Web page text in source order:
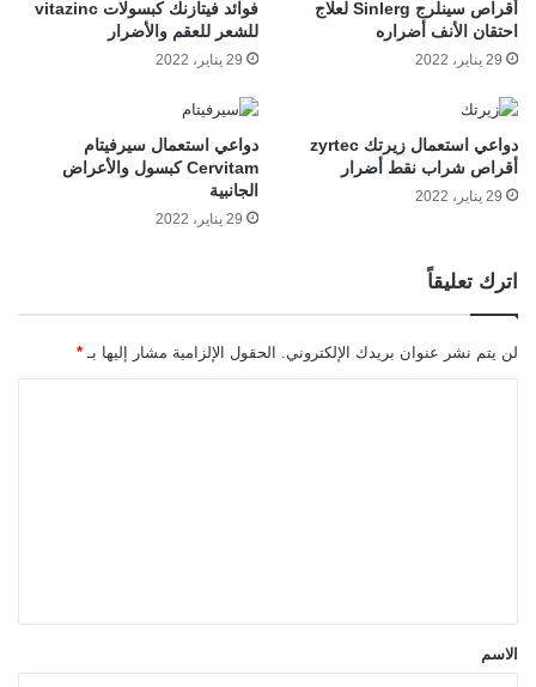
أقراص سينلرج Sinlerg لعلاج
احتقان الأنف أضراره
29 يناير، 2022
فوائد فيتازنك كبسولات vitazinc
للشعر للعقم والأضرار
29 يناير، 2022
دواعي استعمال زيرتك zyrtec
أقراص شراب نقط أضرار
29 يناير، 2022
دواعي استعمال سيرفيتام
Cervitam كبسول والأعراض
الجانبية
29 يناير، 2022
اترك تعليقاً
لن يتم نشر عنوان بريدك الإلكتروني. الحقول الإلزامية مشار إليها بـ *
*الاسم